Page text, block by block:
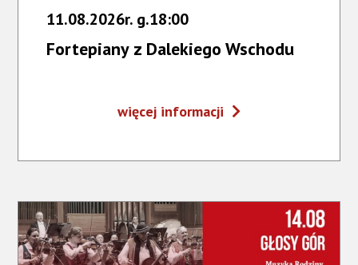
11.08.2026r. g.18:00
Fortepiany z Dalekiego Wschodu
więcej informacji
Fortepiany
Wschodu